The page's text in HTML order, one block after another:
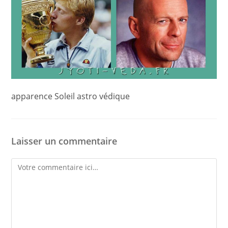
apparence Soleil astro védique
Laisser un commentaire
Comment